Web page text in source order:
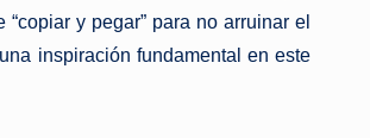
y pegar” para no arruinar el
inspiración fundamental en este